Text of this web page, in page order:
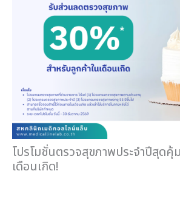
โปรโมชั่นตรวจสุขภาพประจำปีสุดคุ้
เดือนเกิด!